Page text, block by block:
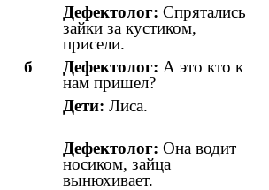
Дефектолог: Спрятались
зайки за кустиком,
присели.
б Дефектолог: А это кто к
нам пришел?
Дети: Лиса.
Дефектолог: Она водит
носиком, зайца
вынюхивает.